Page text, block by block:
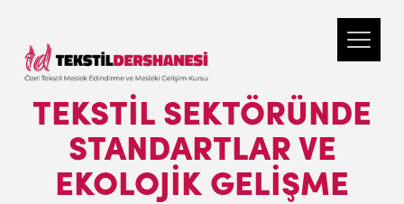
TEKSTIL SEKTÖRÜNDE
STANDARTLAR VE
EKOLOJIK GELIŞME